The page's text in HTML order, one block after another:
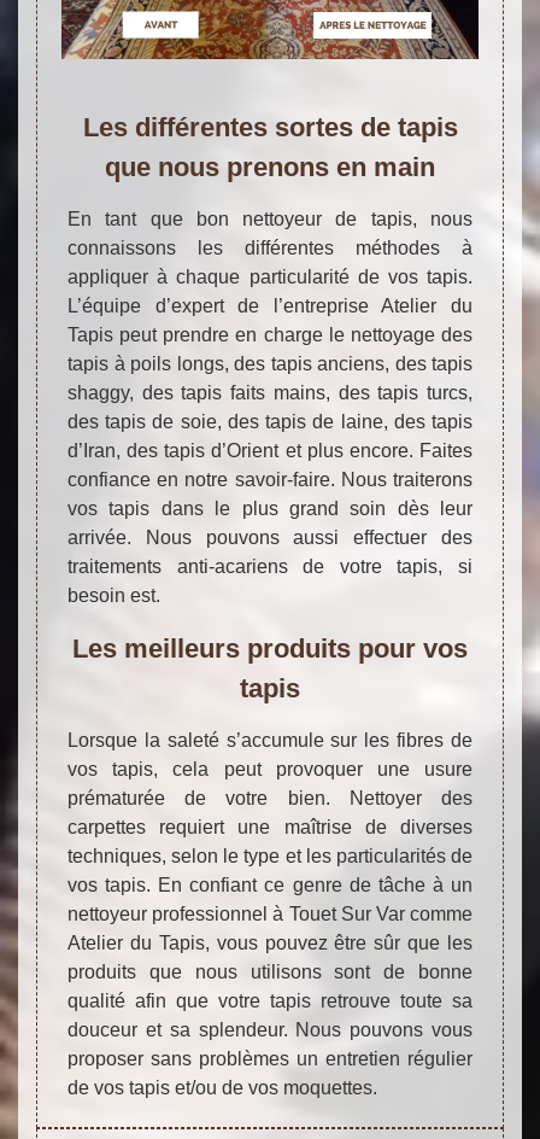
Les différentes sortes de tapis
que nous prenons en main
En tant que bon nettoyeur de tapis, nous
connaissons les différentes méthodes à
appliquer à chaque particularité de vos tapis.
L’équipe d’expert de l’entreprise Atelier du
Tapis peut prendre en charge le nettoyage des
tapis à poils longs, des tapis anciens, des tapis
shaggy, des tapis faits mains, des tapis turcs,
des tapis de soie, des tapis de laine, des tapis
d’Iran, des tapis d’Orient et plus encore. Faites
confiance en notre savoir-faire. Nous traiterons
vos tapis dans le plus grand soin dès leur
arrivée. Nous pouvons aussi effectuer des
traitements anti-acariens de votre tapis, si
besoin est.
Les meilleurs produits pour vos
tapis
Lorsque la saleté s’accumule sur les fibres de
vos tapis, cela peut provoquer une usure
prématurée de votre bien. Nettoyer des
carpettes requiert une maîtrise de diverses
techniques, selon le type et les particularités de
vos tapis. En confiant ce genre de tâche à un
nettoyeur professionnel à Touet Sur Var comme
Atelier du Tapis, vous pouvez être sûr que les
produits que nous utilisons sont de bonne
qualité afin que votre tapis retrouve toute sa
douceur et sa splendeur. Nous pouvons vous
proposer sans problèmes un entretien régulier
de vos tapis et/ou de vos moquettes.